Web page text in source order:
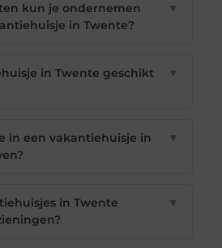
kun je ondernemen
in Twente?
▼
in Twente geschikt
▼
in een vakantiehuisje in
▼
in Twente
▼